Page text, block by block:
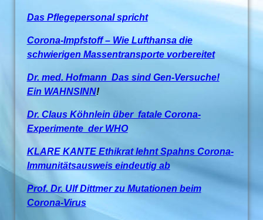
Das Pflegepersonal spricht
Corona-Impfstoff – Wie Lufthansa die
schwierigen Massentransporte vorbereitet
Dr. med. Hofmann Das sind Gen-Versuche!
Ein WAHNSINN!
Dr. Claus Köhnlein über fatale Corona-
Experimente der WHO
KLARE KANTE Ethikrat lehnt Spahns Corona-
Immunitätsausweis eindeutig ab
Prof. Dr. Ulf Dittmer zu Mutationen beim
Corona-Virus